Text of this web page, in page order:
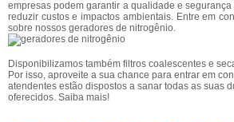
empresas podem garantir a qualidade e
reduzir custos e impactos ambientais. Entre em
sobre nossos geradores de nitrogênio.
Disponibilizamos também filtros coalescentes e
Por isso, aproveite a sua chance para entrar em
atendentes estão dispostos a sanar todas as suas
oferecidos. Saiba mais!